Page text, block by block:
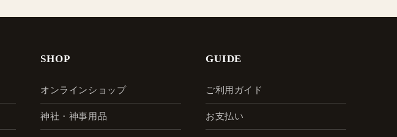
SHOP
オンラインショップ
神社・神事用品
GUIDE
ご利用ガイド
お支払い